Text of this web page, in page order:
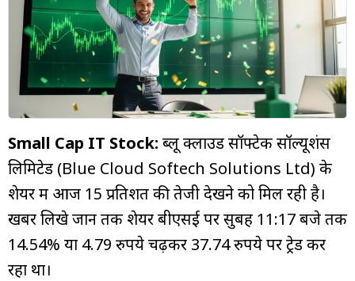
म्यूचुअल
फंड
Small Cap IT Stock: ब्लू क्लाउड सॉफ्टेक सॉल्यूशंस
लिमिटेड (Blue Cloud Softech Solutions Ltd) के
शेयर में आज 15 प्रतिशत की तेजी देखने को मिल रही है।
खबर लिखे जानें तक शेयर बीएसई पर सुबह 11:17 बजे तक
14.54% या 4.79 रुपये चढ़कर 37.74 रुपये पर ट्रेड कर
रहा था।